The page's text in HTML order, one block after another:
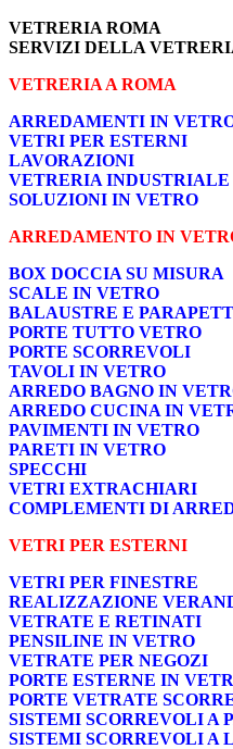
VETRERIA ROMA
SERVIZI DELLA
VETRERIA A ROMA
ARREDAMENTI IN
VETRI PER ESTERNI
LAVORAZIONI
VETRERIA INDUSTRIALE
SOLUZIONI IN VETRO
ARREDAMENTO IN
BOX DOCCIA SU MISURA
SCALE IN VETRO
BALAUSTRE E
PORTE TUTTO VETRO
PORTE SCORREVOLI
TAVOLI IN VETRO
ARREDO BAGNO IN
ARREDO CUCINA IN
PAVIMENTI IN VETRO
PARETI IN VETRO
SPECCHI
VETRI EXTRACHIARI
COMPLEMENTI DI
VETRI PER ESTERNI
VETRI PER FINESTRE
REALIZZAZIONE
VETRATE E RETINATI
PENSILINE IN VETRO
VETRATE PER NEGOZI
PORTE ESTERNE IN
PORTE VETRATE
SISTEMI SCORREVOLI A
SISTEMI SCORREVOLI A